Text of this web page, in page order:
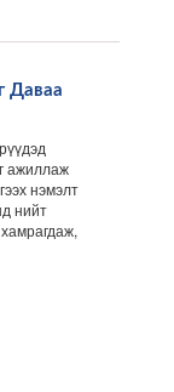
Даваа
ажиллаж
нэмэлт
нийт